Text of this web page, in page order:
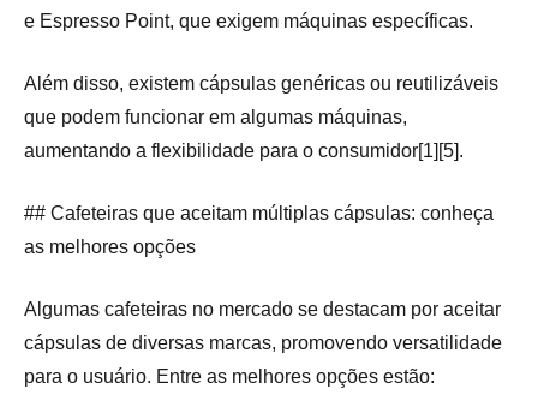
e Espresso Point, que exigem máquinas específicas.
Além disso, existem cápsulas genéricas ou reutilizáveis
que podem funcionar em algumas máquinas,
aumentando a flexibilidade para o consumidor[1][5].
## Cafeteiras que aceitam múltiplas cápsulas: conheça
as melhores opções
Algumas cafeteiras no mercado se destacam por aceitar
cápsulas de diversas marcas, promovendo versatilidade
para o usuário. Entre as melhores opções estão: